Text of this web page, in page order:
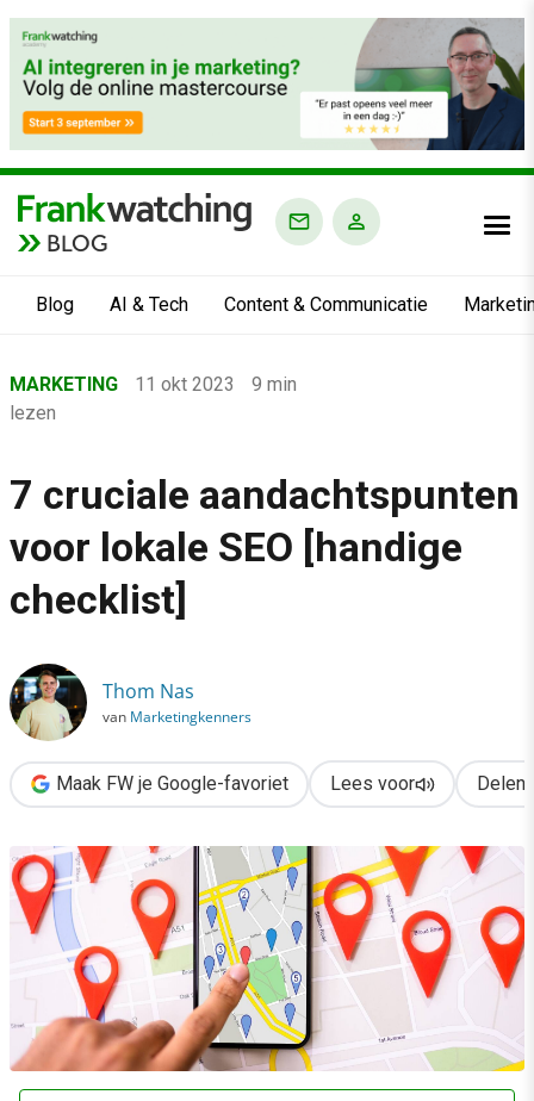
BLOG
Blog AI & Tech Content & Communicatie
›
Marketing
›
7 cruciale aandachtspunten voor lokale SEO [handige checklist]
MARKETING 11 okt 2023
9 min
lezen
7 cruciale aandachtspunten
voor lokale SEO [handige
checklist]
Thom Nas
van Marketingkenners
Maak FW je Google-favoriet Lees voor Delen